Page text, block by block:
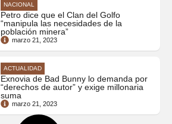
NACIONAL
Petro dice que el Clan del Golfo
“manipula las necesidades de la
población minera”
marzo 21, 2023
ACTUALIDAD
Exnovia de Bad Bunny lo demanda por
“derechos de autor” y exige millonaria
suma
marzo 21, 2023